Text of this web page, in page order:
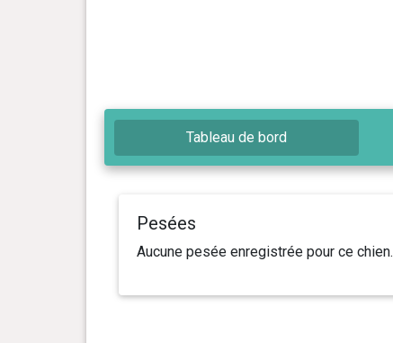
Tableau de bord
Pesées
Aucune pesée enregistrée pour ce chien.